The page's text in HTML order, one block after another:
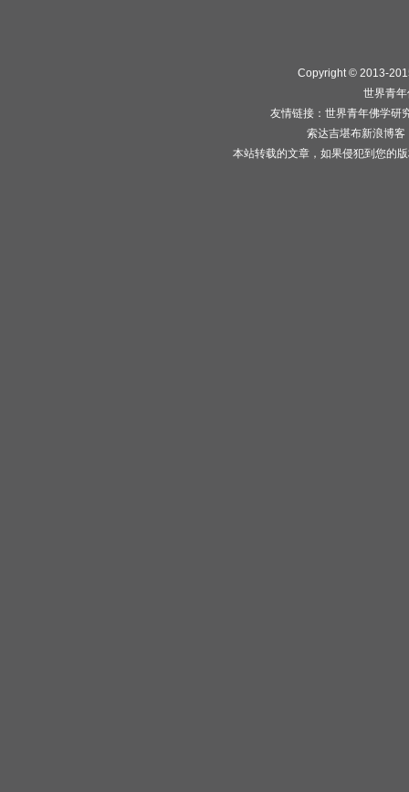
Copyright © 2013-
世界青
友情链接： 世界青年佛学研
索达吉堪布新浪博客
本站转载的文章，如果侵犯到您的